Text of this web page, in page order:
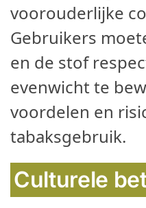
voorouderlijke
Gebruikers
en de stof
evenwicht te
voordelen en
tabaksgebruik.
Culturele